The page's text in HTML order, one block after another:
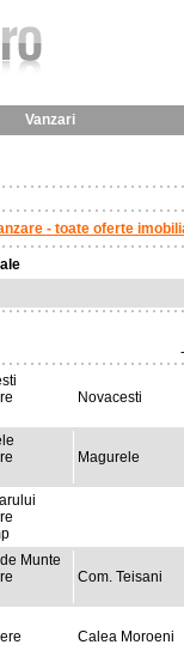
Vanzari
- toate oferte
Novacesti
Magurele
Munte
Com. Teisani
Calea Moroeni